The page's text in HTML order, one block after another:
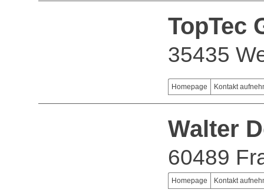
TopTec
35435
Homepage Kontakt
Walter
60489
Homepage Kontakt